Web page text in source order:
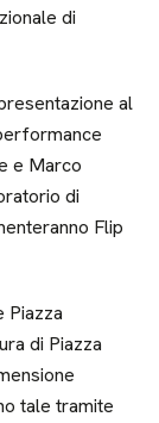
di
al
e Marco
di
Flip
Piazza
di Piazza
tale tramite